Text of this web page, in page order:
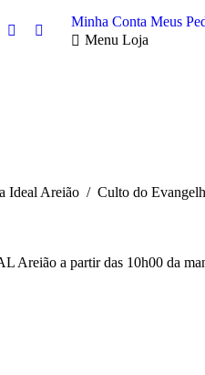
TwitterFacebook
Minha Conta Meus
Menu Loja
Ideal Areião Culto do
Areião a partir das 10h00 da